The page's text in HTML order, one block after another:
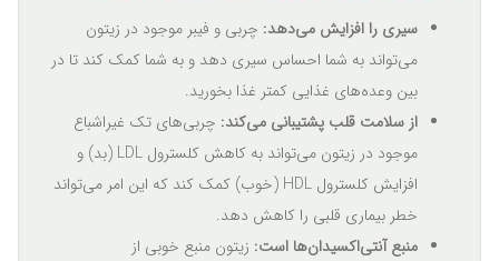
سیری را افزایش می‌دهد: چربی و فیبر موجود در زیتون
می‌تواند به شما احساس سیری دهد و به شما کمک کند تا در
بین وعده‌های غذایی کمتر غذا بخورید.
از سلامت قلب پشتیبانی می‌کند: چربی‌های تک غیراشباع
موجود در زیتون می‌تواند به کاهش کلسترول LDL (بد) و
افزایش کلسترول HDL (خوب) کمک کند که این امر می‌تواند
خطر بیماری قلبی را کاهش دهد.
منبع آنتی‌اکسیدان‌ها است: زیتون منبع خوبی از